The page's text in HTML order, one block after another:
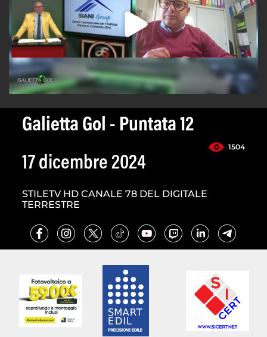
Galietta Gol - Puntata 12
1504
17 dicembre 2024
STILETV HD CANALE 78 DEL DIGITALE
TERRESTRE